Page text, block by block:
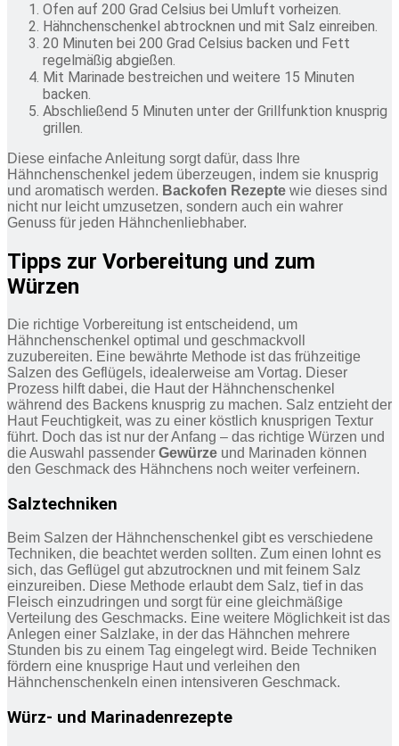
Ofen auf 200 Grad Celsius bei Umluft vorheizen.
Hähnchenschenkel abtrocknen und mit Salz einreiben.
20 Minuten bei 200 Grad Celsius backen und Fett
regelmäßig abgießen.
Mit Marinade bestreichen und weitere 15 Minuten
backen.
Abschließend 5 Minuten unter der Grillfunktion knusprig
grillen.
Diese einfache Anleitung sorgt dafür, dass Ihre
Hähnchenschenkel jedem überzeugen, indem sie knusprig
und aromatisch werden. Backofen Rezepte wie dieses sind
nicht nur leicht umzusetzen, sondern auch ein wahrer
Genuss für jeden Hähnchenliebhaber.
Tipps zur Vorbereitung und zum
Würzen
Die richtige Vorbereitung ist entscheidend, um
Hähnchenschenkel optimal und geschmackvoll
zuzubereiten. Eine bewährte Methode ist das frühzeitige
Salzen des Geflügels, idealerweise am Vortag. Dieser
Prozess hilft dabei, die Haut der Hähnchenschenkel
während des Backens knusprig zu machen. Salz entzieht der
Haut Feuchtigkeit, was zu einer köstlich knusprigen Textur
führt. Doch das ist nur der Anfang – das richtige Würzen und
die Auswahl passender Gewürze und Marinaden können
den Geschmack des Hähnchens noch weiter verfeinern.
Salztechniken
Beim Salzen der Hähnchenschenkel gibt es verschiedene
Techniken, die beachtet werden sollten. Zum einen lohnt es
sich, das Geflügel gut abzutrocknen und mit feinem Salz
einzureiben. Diese Methode erlaubt dem Salz, tief in das
Fleisch einzudringen und sorgt für eine gleichmäßige
Verteilung des Geschmacks. Eine weitere Möglichkeit ist das
Anlegen einer Salzlake, in der das Hähnchen mehrere
Stunden bis zu einem Tag eingelegt wird. Beide Techniken
fördern eine knusprige Haut und verleihen den
Hähnchenschenkeln einen intensiveren Geschmack.
Würz- und Marinadenrezepte